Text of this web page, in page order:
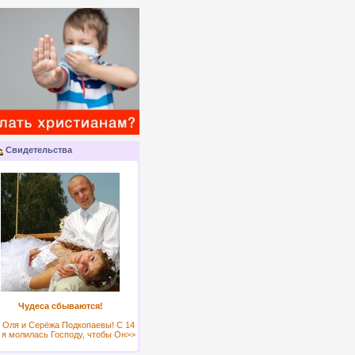
Свидетельства
Чудеса сбываются!
и Серёжа Подкопаевы! С 14
я молилась Господу, чтобы Он>>